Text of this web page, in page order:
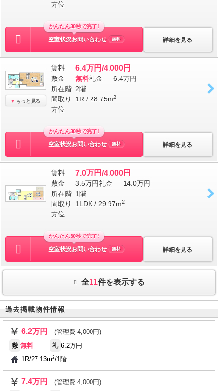
方位
詳細を見る
かんたん30秒で完了!
空室状況お問い合わせ 無料
もっと見る
賃料 6.4万円/4,000円
敷金 無料礼金
6.4万円
所在階 2階
間取り
1R / 28.75m2
方位
詳細を見る
かんたん30秒で完了!
空室状況お問い合わせ 無料
賃料 7.0万円/4,000円
敷金 3.5万円礼金
14.0万円
所在階 1階
間取り
1LDK / 29.97m2
方位
詳細を見る
かんたん30秒で完了!
空室状況お問い合わせ 無料
全11件を表示する
過去掲載物件情報
6.2万円
(管理費 4,000円)
敷 無料 礼 6.2万円
1R/27.13m2/1階
7.4万円
(管理費 4,000円)